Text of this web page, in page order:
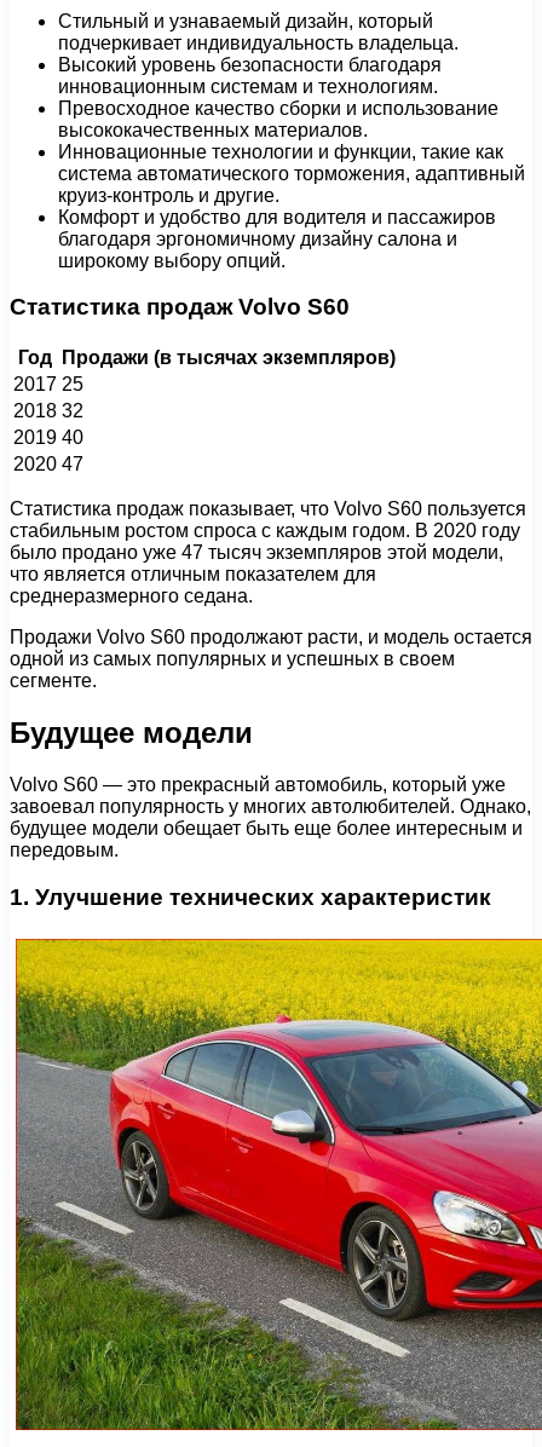
Стильный и узнаваемый дизайн, который
подчеркивает индивидуальность владельца.
Высокий уровень безопасности благодаря
инновационным системам и технологиям.
Превосходное качество сборки и использование
высококачественных материалов.
Инновационные технологии и функции, такие как
система автоматического торможения, адаптивный
круиз-контроль и другие.
Комфорт и удобство для водителя и пассажиров
благодаря эргономичному дизайну салона и
широкому выбору опций.
Статистика продаж Volvo S60
Год
Продажи (в тысячах экземпляров)
2017 25
2018 32
2019 40
2020 47
Статистика продаж показывает, что Volvo S60 пользуется
стабильным ростом спроса с каждым годом. В 2020 году
было продано уже 47 тысяч экземпляров этой модели,
что является отличным показателем для
среднеразмерного седана.
Продажи Volvo S60 продолжают расти, и модель остается
одной из самых популярных и успешных в своем
сегменте.
Будущее модели
Volvo S60 — это прекрасный автомобиль, который уже
завоевал популярность у многих автолюбителей. Однако,
будущее модели обещает быть еще более интересным и
передовым.
1. Улучшение технических характеристик